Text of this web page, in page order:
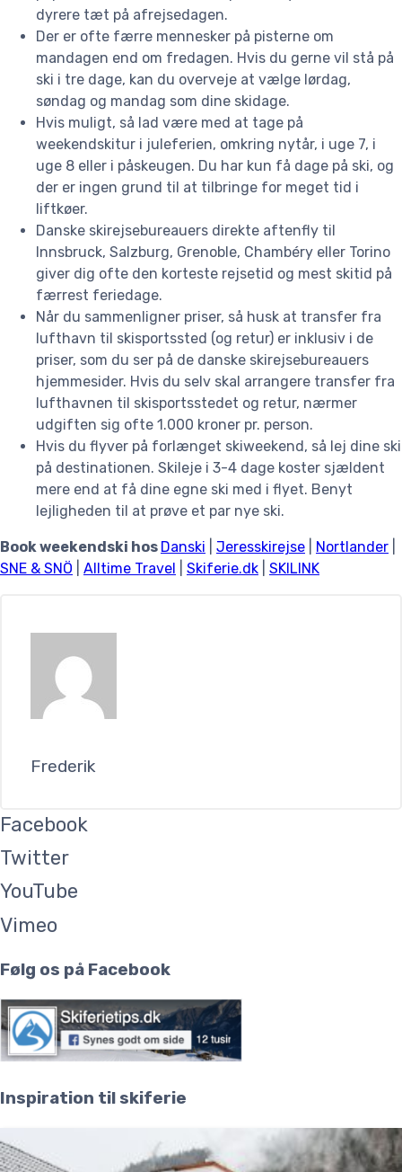
dyrere tæt på afrejsedagen.
Der er ofte færre mennesker på pisterne om
mandagen end om fredagen. Hvis du gerne vil stå på
ski i tre dage, kan du overveje at vælge lørdag,
søndag og mandag som dine skidage.
Hvis muligt, så lad være med at tage på
weekendskitur i juleferien, omkring nytår, i uge 7, i
uge 8 eller i påskeugen. Du har kun få dage på ski, og
der er ingen grund til at tilbringe for meget tid i
liftkøer.
Danske skirejsebureauers direkte aftenfly til
Innsbruck, Salzburg, Grenoble, Chambéry eller Torino
giver dig ofte den korteste rejsetid og mest skitid på
færrest feriedage.
Når du sammenligner priser, så husk at transfer fra
lufthavn til skisportssted (og retur) er inklusiv i de
priser, som du ser på de danske skirejsebureauers
hjemmesider. Hvis du selv skal arrangere transfer fra
lufthavnen til skisportsstedet og retur, nærmer
udgiften sig ofte 1.000 kroner pr. person.
Hvis du flyver på forlænget skiweekend, så lej dine ski
på destinationen. Skileje i 3-4 dage koster sjældent
mere end at få dine egne ski med i flyet. Benyt
lejligheden til at prøve et par nye ski.
Book weekendski hos Danski Jeresskirejse Nortlander
SNE & SNÖ
Alltime Travel Skiferie.dk SKILINK
Frederik
Facebook
Twitter
YouTube
Vimeo
Følg os på Facebook
Inspiration til skiferie